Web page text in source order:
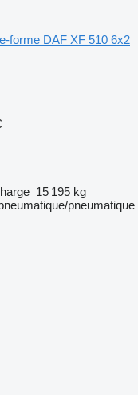
forme DAF XF 510 6x2
15 195 kg
pneumatique